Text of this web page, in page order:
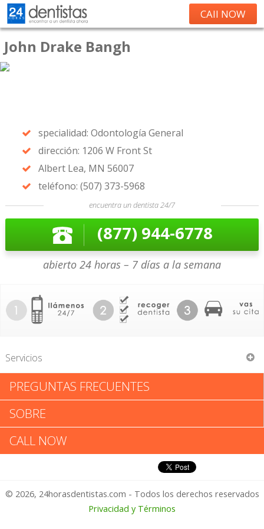
CAll NOW
John Drake Bangh
specialidad: Odontología General
dirección: 1206 W Front St
Albert Lea, MN 56007
teléfono: (507) 373-5968
encuentra un dentista 24/7
(877) 944-6778
abierto 24 horas – 7 días a la semana
Servicios
John Drake Bangh
John Drake Bangh: Califica tu
Experiencia
1 – No Feliz
PREGUNTAS FRECUENTES
SOBRE
CALL NOW
© 2026, 24horasdentistas.com - Todos los derechos reservados
Privacidad y Términos